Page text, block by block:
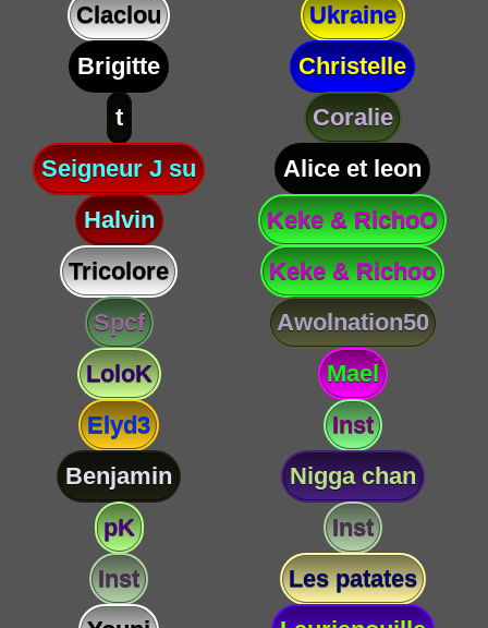
Claclou
Ukraine
Brigitte
Christelle
t
Coralie
Seigneur J su
Alice et leon
Halvin
Keke & RichoO
Tricolore
Keke & Richoo
Spcf
Awolnation50
LoloK
Mael
Elyd3
Inst
Benjamin
Nigga chan
pK
Inst
Inst
Les patates